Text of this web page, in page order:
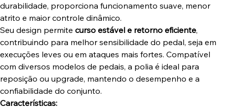
durabilidade, proporciona funcionamento suave, menor
atrito e maior controle dinâmico.
Seu design permite curso estável e retorno eficiente,
contribuindo para melhor sensibilidade do pedal, seja em
execuções leves ou em ataques mais fortes. Compatível
com diversos modelos de pedais, a polia é ideal para
reposição ou upgrade, mantendo o desempenho e a
confiabilidade do conjunto.
Características: